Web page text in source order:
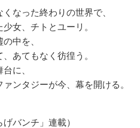
なった終わりの世界で、
女、チトとユーリ。
中を、
あてもなく彷徨う。
に、
ンタジーが今、幕を開ける。
バンチ」連載）